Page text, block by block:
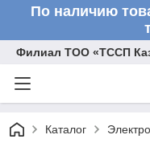
По наличию
Филиал ТОО «ТССП
Каталог